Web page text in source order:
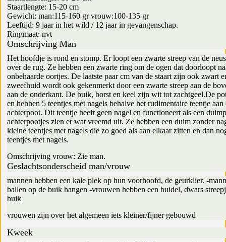
Staartlengte: 15-20 cm
Gewicht: man:115-160 gr vrouw:100-135 gr
Leeftijd: 9 jaar in het wild / 12 jaar in gevangenschap.
Ringmaat: nvt
Omschrijving Man
Het hoofdje is rond en stomp. Er loopt een zwarte streep van de
over de rug. Ze hebben een zwarte ring om de ogen dat doorloopt
onbehaarde oortjes. De laatste paar cm van de staart zijn ook zwart
zweefhuid wordt ook gekenmerkt door een zwarte streep aan de
aan de onderkant. De buik, borst en keel zijn wit tot zachtgeel.De
en hebben 5 teentjes met nagels behalve het rudimentaire teentje aan
achterpoot. Dit teentje heeft geen nagel en functioneert als een
achterpootjes zien er wat vreemd uit. Ze hebben een duim zonder
kleine teentjes met nagels die zo goed als aan elkaar zitten en dan
teentjes met nagels.
Omschrijving vrouw: Zie man.
Geslachtsonderscheid man/vrouw
mannen hebben een kale plek op hun voorhoofd, de geurklier. -
ballen op de buik hangen -vrouwen hebben een buidel, dwars
buik
vrouwen zijn over het algemeen iets kleiner/fijner gebouwd
Kweek